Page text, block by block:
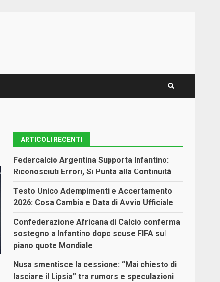
ARTICOLI RECENTI
Federcalcio Argentina Supporta Infantino:
Riconosciuti Errori, Si Punta alla Continuità
Testo Unico Adempimenti e Accertamento
2026: Cosa Cambia e Data di Avvio Ufficiale
Confederazione Africana di Calcio conferma
sostegno a Infantino dopo scuse FIFA sul
piano quote Mondiale
Nusa smentisce la cessione: “Mai chiesto di
lasciare il Lipsia” tra rumors e speculazioni